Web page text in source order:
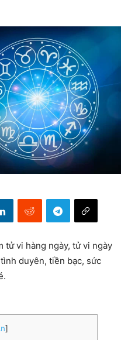
tử vi hàng ngày, tử vi ngày
duyên, tiền bạc, sức
]